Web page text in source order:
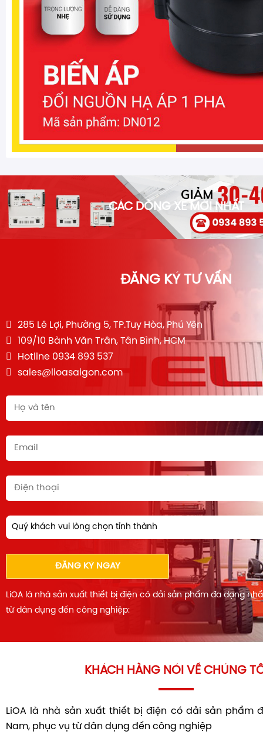
CÁC DÒNG XE MỚI NHẤT
ĐĂNG KÝ TƯ VẤN
285 Lê Lợi, Phường 5, TP.Tuy Hòa, Phú Yên
109/10 Bành Văn Trân, Tân Bình, HCM
Hotline 0934 893 537
sales@lioasaigon.com
Quý khách vui lòng chọn tỉnh thành
ĐĂNG KÝ NGAY
LiOA là nhà sản xuất thiết bị điện có dải sản phẩm đa dạng
từ dân dụng đến công nghiệp:
KHÁCH HÀNG NÓI VỀ CHÚNG
LiOA là nhà sản xuất thiết bị điện có dải sản phẩm
Nam, phục vụ từ dân dụng đến công nghiệp